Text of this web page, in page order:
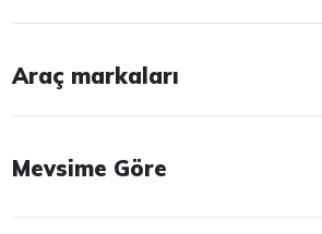
Araç markaları
Mevsime Göre